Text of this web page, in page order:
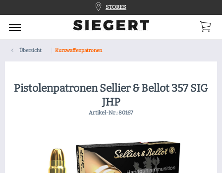
STORES
Übersicht Kurzwaffenpatronen
Pistolenpatronen Sellier & Bellot 357 SIG
JHP
Artikel-Nr.:80167